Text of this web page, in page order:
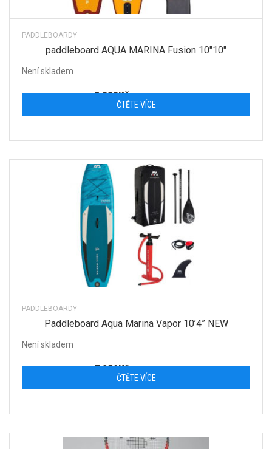
PADDLEBOARDY
paddleboard AQUA MARINA Fusion 10″10″
8 089Kč s DPH
Není skladem
ČTĚTE VÍCE
PADDLEBOARDY
Paddleboard Aqua Marina Vapor 10’4” NEW
7 859Kč s DPH
Není skladem
ČTĚTE VÍCE